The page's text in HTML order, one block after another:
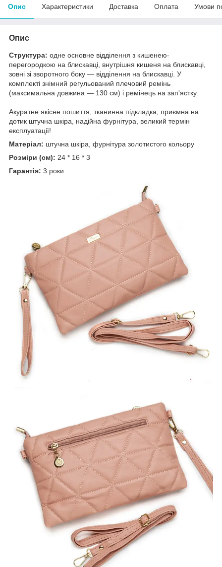
Опис Характеристики Доставка Оплата Умови
Опис
Структура: одне основне відділення з кишенею-
перегородкою на блискавці, внутрішня кишеня на блискавці,
зовні зі зворотного боку — відділення на блискавці. У
комплекті знімний регульований плечовий ремінь
(максимальна довжина — 130 см) і ремінець на зап'ястку.
Акуратне якісне пошиття, тканинна підкладка, приємна на
дотик штучна шкіра, надійна фурнітура, великий термін
експлуатації!
Матеріал: штучна шкіра, фурнітура золотистого кольору
Розміри (см): 24 * 16 * 3
Гарантія: 3 роки